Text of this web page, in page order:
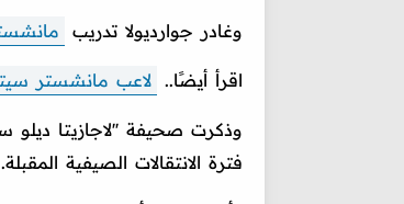
وغادر جوارديولا تدريب
اقرأ أيضًا.. لاعب مانشستر
وذكرت صحيفة ''لاجازيتا
فترة الانتقالات الصيفية المقبلة.